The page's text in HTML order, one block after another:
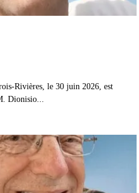
Rivières, le 30 juin 2026, est
Dionisio...